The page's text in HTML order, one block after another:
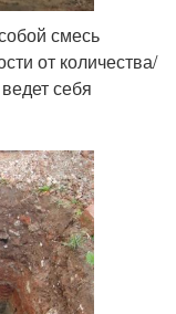
смесь
от количества/
себя